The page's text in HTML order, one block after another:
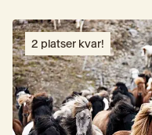
2 platser kvar!